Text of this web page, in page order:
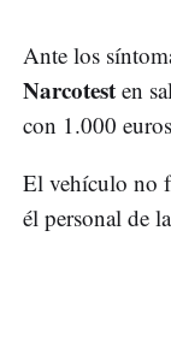
Ante los
Narcotest en
con 1.000
El vehículo no
él personal de